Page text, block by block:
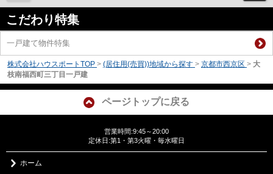
こだわり特集
一戸建て物件特集
株式会社ハウスポートTOP > (居住用(売買))地域から探す > 京都市西京区 > 大
枝南福西町三丁目一戸建
ページトップに戻る
営業時間:9:45～20:00
定休日:第1・第3火曜・毎水曜日
ホーム